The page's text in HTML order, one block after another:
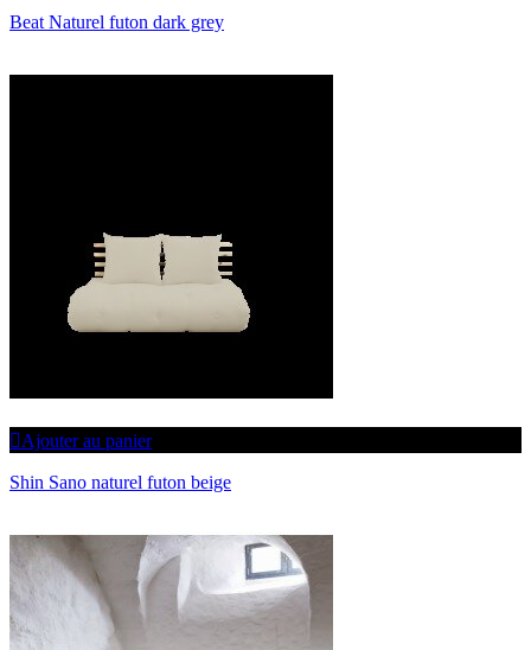
Beat Naturel futon dark grey
Ajouter au panier
Shin Sano naturel futon beige